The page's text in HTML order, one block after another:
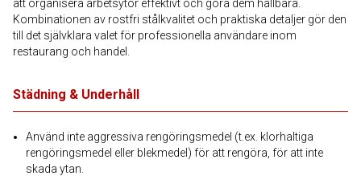
att organisera arbetsytor effektivt och göra dem hållbara.
Kombinationen av rostfri stålkvalitet och praktiska detaljer gör den
till det självklara valet för professionella användare inom
restaurang och handel.
Städning & Underhåll
Använd inte aggressiva rengöringsmedel (t.ex. klorhaltiga
rengöringsmedel eller blekmedel) för att rengöra, för att inte
skada ytan.